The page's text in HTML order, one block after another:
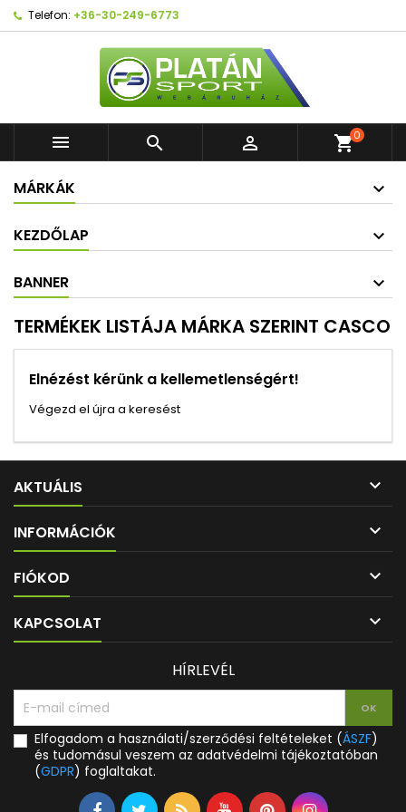
Telefon: +36-30-249-6773
   shopping_cart0
MÁRKÁK
KEZDŐLAP
BANNER
TERMÉKEK LISTÁJA MÁRKA SZERINT CASCO
Elnézést kérünk a kellemetlenségért!
Végezd el újra a keresést
AKTUÁLIS 
INFORMÁCIÓK 
FIÓKOD 
KAPCSOLAT 
HÍRLEVÉL
Elfogadom a használati/szerződési feltételeket (ÁSZF)
és tudomásul veszem az adatvédelmi tájékoztatóban
(GDPR) foglaltakat.